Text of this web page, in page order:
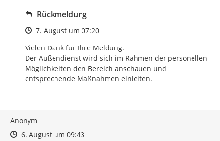
Rückmeldung
Zeitpunkt des Erstellens
7. August um 07:20
Vielen Dank für Ihre Meldung.
Der Außendienst wird sich im Rahmen der personellen
Möglichkeiten den Bereich anschauen und
entsprechende Maßnahmen einleiten.
Anonym
Zeitpunkt des Erstellens
Zeitpunkt des Erstellens
6. August um 09:43Zur Äußerung